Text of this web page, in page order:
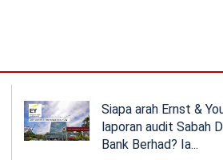
Siapa arah Ernst &
laporan audit Sabah
Bank Berhad? Ia...